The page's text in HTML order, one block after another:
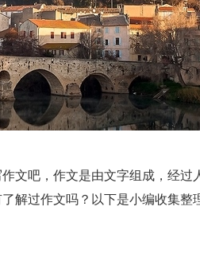
文吧，作文是由文字组成，经过
解过作文吗？以下是小编收集整